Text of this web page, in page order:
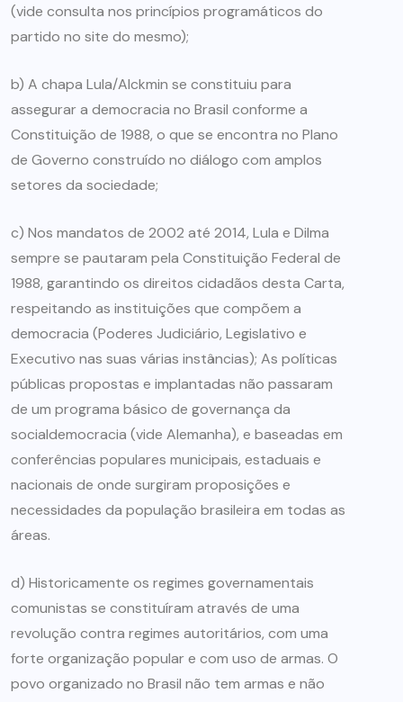
(vide consulta nos princípios programáticos do
partido no site do mesmo);
b) A chapa Lula/Alckmin se constituiu para
assegurar a democracia no Brasil conforme a
Constituição de 1988, o que se encontra no Plano
de Governo construído no diálogo com amplos
setores da sociedade;
c) Nos mandatos de 2002 até 2014, Lula e Dilma
sempre se pautaram pela Constituição Federal de
1988, garantindo os direitos cidadãos desta Carta,
respeitando as instituições que compõem a
democracia (Poderes Judiciário, Legislativo e
Executivo nas suas várias instâncias); As políticas
públicas propostas e implantadas não passaram
de um programa básico de governança da
socialdemocracia (vide Alemanha), e baseadas em
conferências populares municipais, estaduais e
nacionais de onde surgiram proposições e
necessidades da população brasileira em todas as
áreas.
d) Historicamente os regimes governamentais
comunistas se constituíram através de uma
revolução contra regimes autoritários, com uma
forte organização popular e com uso de armas. O
povo organizado no Brasil não tem armas e não